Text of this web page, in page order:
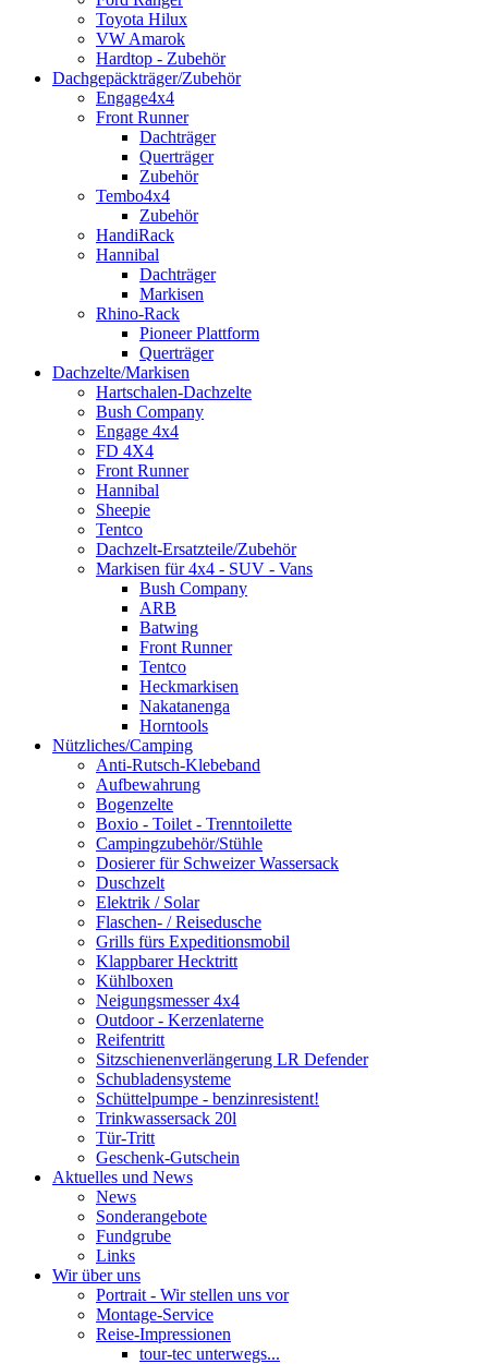
Toyota Hilux
VW Amarok
Hardtop - Zubehör
Dachgepäckträger/Zubehör
Engage4x4
Front Runner
Dachträger
Querträger
Zubehör
Tembo4x4
Zubehör
HandiRack
Hannibal
Dachträger
Markisen
Rhino-Rack
Pioneer Plattform
Querträger
Dachzelte/Markisen
Hartschalen-Dachzelte
Bush Company
Engage 4x4
FD 4X4
Front Runner
Hannibal
Sheepie
Tentco
Dachzelt-Ersatzteile/Zubehör
Markisen für 4x4 - SUV - Vans
Bush Company
ARB
Batwing
Front Runner
Tentco
Heckmarkisen
Nakatanenga
Horntools
Nützliches/Camping
Anti-Rutsch-Klebeband
Aufbewahrung
Bogenzelte
Boxio - Toilet - Trenntoilette
Campingzubehör/Stühle
Dosierer für Schweizer Wassersack
Duschzelt
Elektrik / Solar
Flaschen- / Reisedusche
Grills fürs Expeditionsmobil
Klappbarer Hecktritt
Kühlboxen
Neigungsmesser 4x4
Outdoor - Kerzenlaterne
Reifentritt
Sitzschienenverlängerung LR Defender
Schubladensysteme
Schüttelpumpe - benzinresistent!
Trinkwassersack 20l
Tür-Tritt
Geschenk-Gutschein
Aktuelles und News
News
Sonderangebote
Fundgrube
Links
Wir über uns
Portrait - Wir stellen uns vor
Montage-Service
Reise-Impressionen
tour-tec unterwegs...